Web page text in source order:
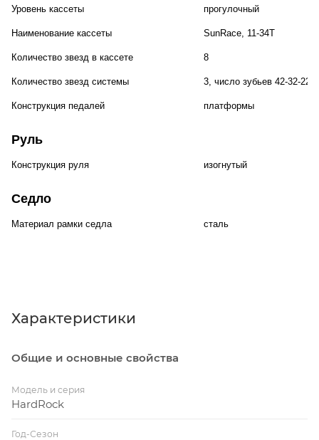
Уровень кассеты прогулочный
Наименование кассеты SunRace, 11-34T
Количество звезд в кассете 8
Количество звезд системы 3, число зубьев 42-32-22
Конструкция педалей платформы
Руль
Конструкция руля изогнутый
Седло
Материал рамки седла сталь
Характеристики
Общие и основные свойства
Модель и серия
HardRock
Год-Сезон